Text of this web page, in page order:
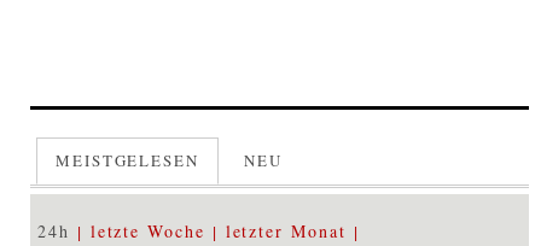
MEISTGELESEN NEU
24h letzte Woche letzter Monat